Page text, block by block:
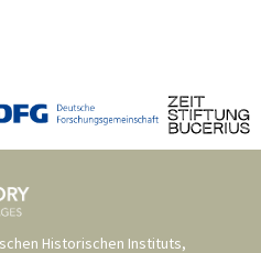
Historischen Instituts,